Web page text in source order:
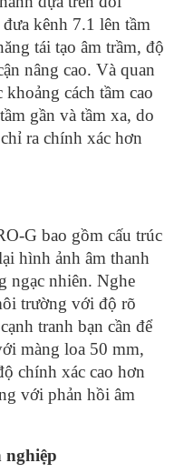
kênh 7.1 lên tầm
tái tạo âm trầm, độ
nâng cao. Và quan
cách tầm cao
gần và tầm xa, do
ra chính xác hơn
G bao gồm cấu trúc
hình ảnh âm thanh
ngạc nhiên. Nghe
trường với độ rõ
tranh bạn cần để
màng loa 50 mm,
chính xác cao hơn
với phản hồi âm
nghiệp